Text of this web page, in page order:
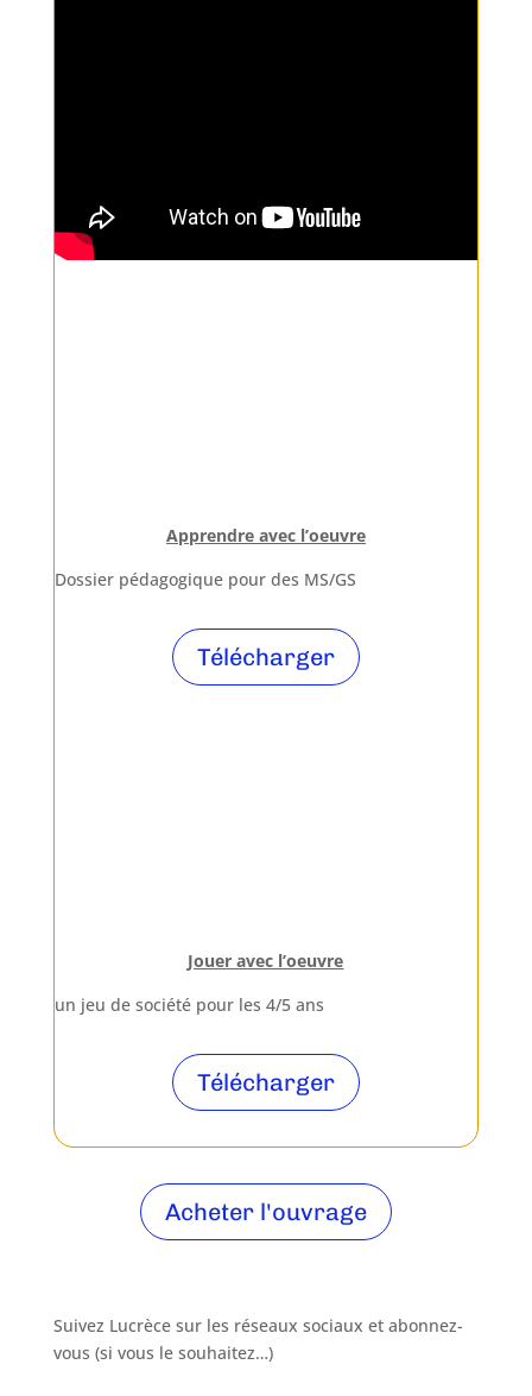
Apprendre avec l’oeuvre
Dossier pédagogique pour des MS/GS
Télécharger
Jouer avec l’oeuvre
un jeu de société pour les 4/5 ans
Télécharger
Acheter l'ouvrage
Suivez Lucrèce sur les réseaux sociaux et abonnez-
vous (si vous le souhaitez…)